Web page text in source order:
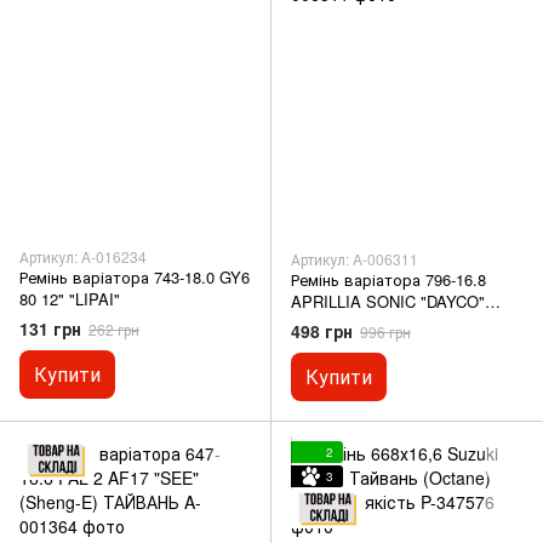
Артикул: A-016234
Ремінь варіатора 743-18.0 GY6
80 12" "LIPAI"
131 грн 262 грн
Купити
Артикул: A-006311
Ремінь варіатора 796-16.8
APRILLIA SONIC "DAYCO"
(8177) ІТАЛІЯ
498 грн 996 грн
Купити
2
3